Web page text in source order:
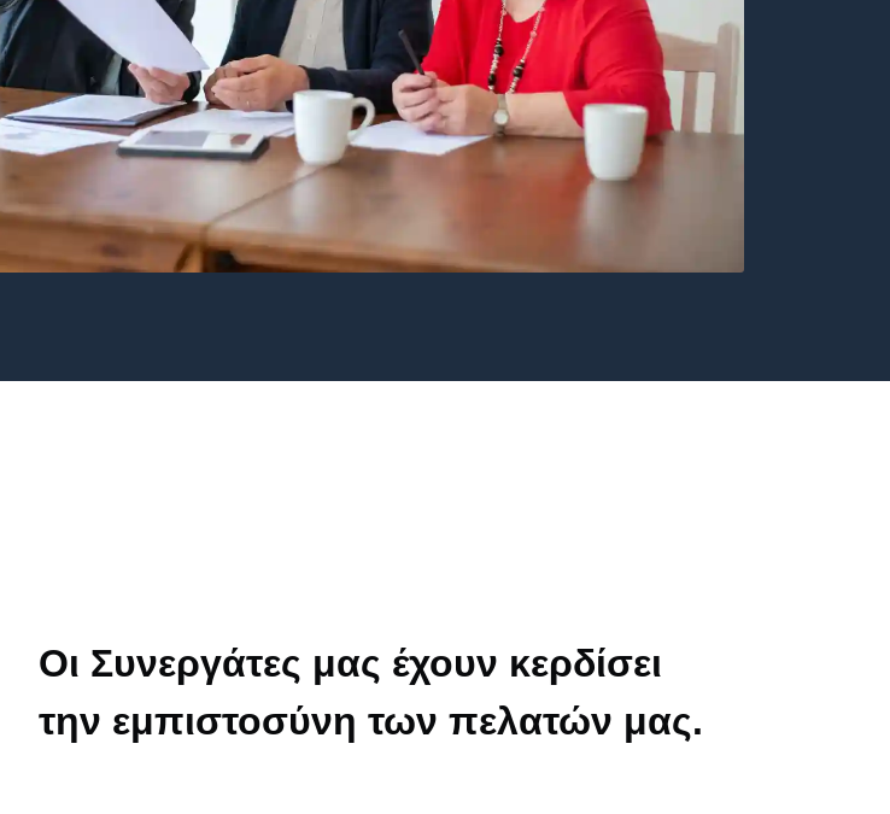
Οι Συνεργάτες μας έχουν κερδίσει
την εμπιστοσύνη των πελατών μας.